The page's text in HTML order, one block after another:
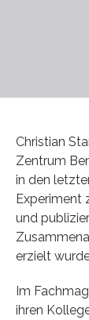
Christian
Zentrum
in den
Experiment
und
erzielt
Im
ihren